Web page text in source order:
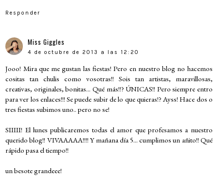
Responder
Miss Giggles
4 de octubre de 2013 a las 12:20
Jooo! Mira que me gustan las fiestas! Pero en nuestro blog no hacemos
cositas tan chulis como vosotras!! Sois tan artistas, maravillosas,
creativas, originales, bonitas... Qué más!!? ÚNICAS!! Pero siempre entro
para ver los enlaces!!! Se puede subir de lo que quieras!? Ayss! Hace dos o
tres fiestas subimos uno.. pero no se!
SIIIII! El lunes publicaremos todas el amor que profesamos a nuestro
querido blog!! VIVAAAAA!!!! Y mañana día 5... cumplimos un añito!! Qué
rápido pasa el tiempo!!
un besote grandeee!